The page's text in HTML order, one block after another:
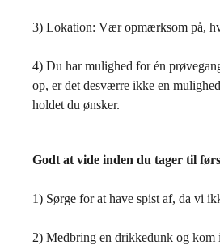
3) Lokation: Vær opmærksom på,
4) Du har mulighed for én
op, er det desværre ikke en
holdet du ønsker.
Godt at vide inden du tager til
1) Sørge for at have spist af, da vi
2) Medbring en drikkedunk og kom